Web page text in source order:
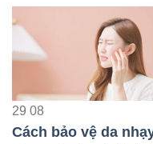
08
bảo vệ da nhạy